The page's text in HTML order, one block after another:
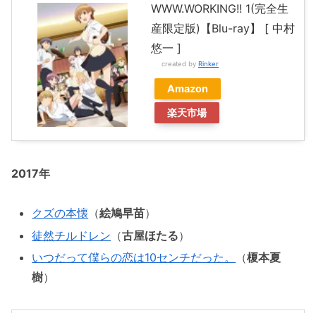
WWW.WORKING!! 1(完全生
産限定版)【Blu-ray】 [ 中村
悠一 ]
created by Rinker
Amazon
楽天市場
2017年
クズの本懐 （絵鳩早苗）
徒然チルドレン （古屋ほたる）
いつだって僕らの恋は10センチだった。
（榎本夏
樹）